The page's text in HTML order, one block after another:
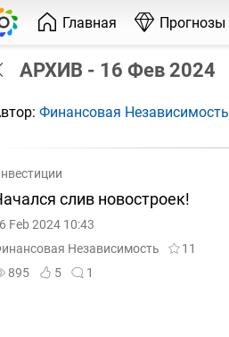
Главная Прогнозы
АРХИВ - 16 Фев 2024
Финансовая Независимость
слив новостроек!
Feb 2024 10:43
Независимость
11
895
5 1